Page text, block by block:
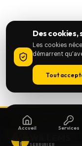
Accueil Services
SERRURIER
Des cookies,
Les cookies
démarrent
Tout